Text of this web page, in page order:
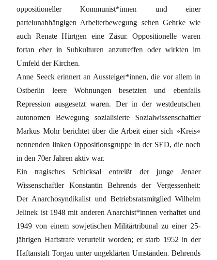
oppositioneller Kommunist*innen und einer
parteiunabhängigen Arbeiterbewegung sehen Gehrke wie
auch Renate Hürtgen eine Zäsur. Oppositionelle waren
fortan eher in Subkulturen anzutreffen oder wirkten im
Umfeld der Kirchen.
Anne Seeck erinnert an Aussteiger*innen, die vor allem in
Ostberlin leere Wohnungen besetzten und ebenfalls
Repression ausgesetzt waren. Der in der westdeutschen
autonomen Bewegung sozialisierte Sozialwissenschaftler
Markus Mohr berichtet über die Arbeit einer sich »Kreis«
nennenden linken Oppositionsgruppe in der SED, die noch
in den 70er Jahren aktiv war.
Ein tragisches Schicksal entreißt der junge Jenaer
Wissenschaftler Konstantin Behrends der Vergessenheit:
Der Anarchosyndikalist und Betriebsratsmitglied Wilhelm
Jelinek ist 1948 mit anderen Anarchist*innen verhaftet und
1949 von einem sowjetischen Militärtribunal zu einer 25-
jährigen Haftstrafe verurteilt worden; er starb 1952 in der
Haftanstalt Torgau unter ungeklärten Umständen. Behrends